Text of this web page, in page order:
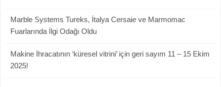
Marble Systems Tureks, İtalya Cersaie ve Marmomac
Fuarlarında İlgi Odağı Oldu
Makine İhracatının ‘küresel vitrini’ için geri sayım 11 – 15 Ekim
2025!